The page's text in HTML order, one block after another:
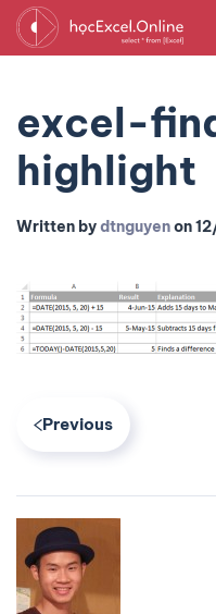
excel-
highlight
Written bydtnguyenon
Previous